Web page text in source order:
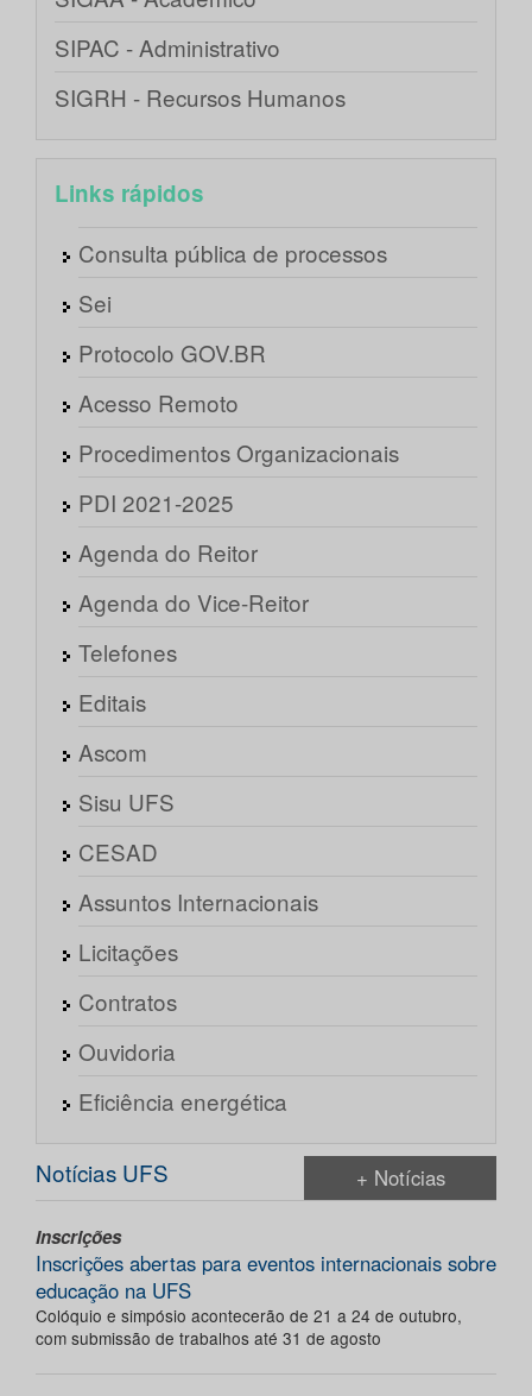
SIPAC - Administrativo
SIGRH - Recursos Humanos
Links rápidos
Consulta pública de processos
Sei
Protocolo GOV.BR
Acesso Remoto
Procedimentos Organizacionais
PDI 2021-2025
Agenda do Reitor
Agenda do Vice-Reitor
Telefones
Editais
Ascom
Sisu UFS
CESAD
Assuntos Internacionais
Licitações
Contratos
Ouvidoria
Eficiência energética
Notícias UFS + Notícias
Inscrições
Inscrições abertas para eventos internacionais sobre
educação na UFS
Colóquio e simpósio acontecerão de 21 a 24 de outubro,
com submissão de trabalhos até 31 de agosto